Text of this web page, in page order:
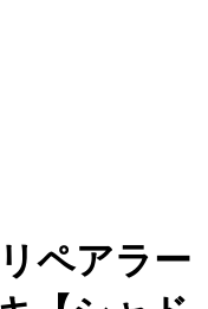
ペアラー